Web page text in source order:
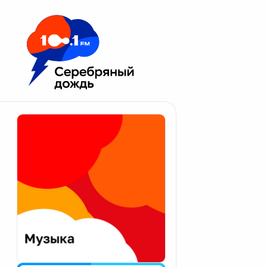
Москва 100.1 FM
Апатиты
Екатеринбург
Калининград
Калуга